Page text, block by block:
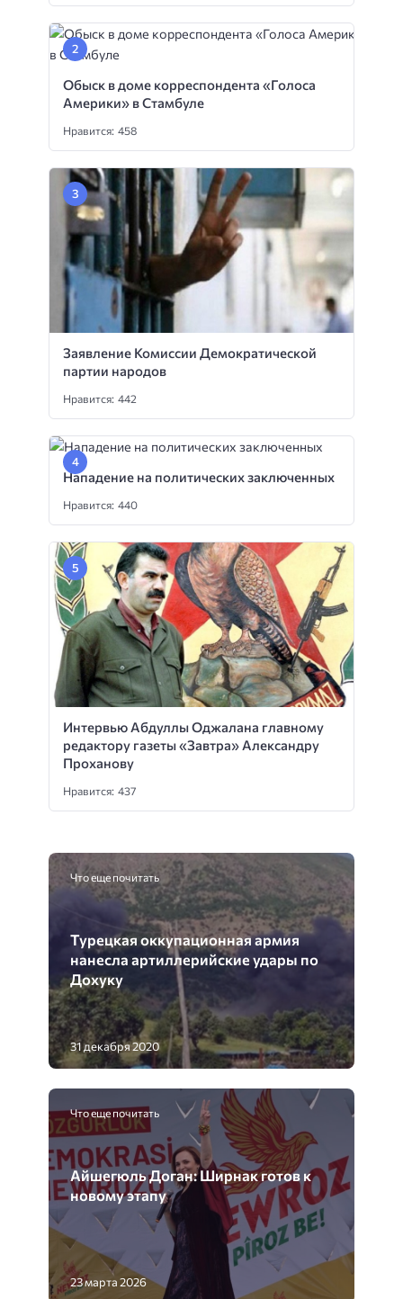
Обыск в доме корреспондента «Голоса
Америки» в Стамбуле
Нравится: 458
Заявление Комиссии Демократической
партии народов
Нравится: 442
Нападение на политических заключенных
Нравится: 440
Интервью Абдуллы Оджалана главному
редактору газеты «Завтра» Александру
Проханову
Нравится: 437
Что еще почитать
Турецкая оккупационная армия
нанесла артиллерийские удары по
Дохуку
31 декабря 2020
Что еще почитать
Айшегюль Доган: Ширнак готов к
новому этапу
23 марта 2026